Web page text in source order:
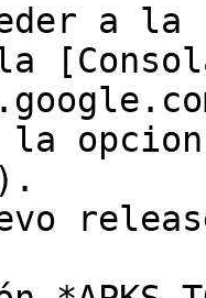
a la